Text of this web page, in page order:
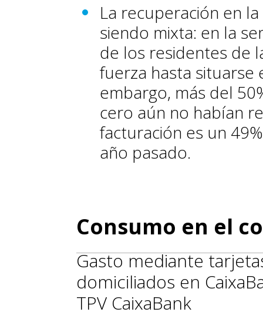
La recuperación en
siendo mixta: en la
de los residentes de
fuerza hasta situarse
embargo, más del
cero aún no habían
facturación es un
año pasado.
Consumo en el
Gasto mediante
domiciliados en
TPV CaixaBank